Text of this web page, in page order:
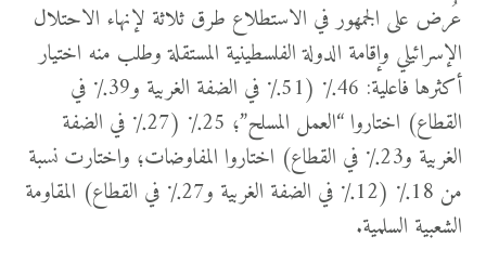
عُرض على الجمهور في الاستطلاع طرق ثلاثة لإنهاء الاحتلال
الإسرائيلي وإقامة الدولة الفلسطينية المستقلة وطلب منه اختيار
أكثرها فاعلية: 46٪ (51٪ في الضفة الغربية و39٪ في
القطاع) اختاروا “العمل المسلح”؛ 25٪ (27٪ في الضفة
الغربية و23٪ في القطاع) اختاروا المفاوضات؛ واختارت نسبة
من 18٪ (12٪ في الضفة الغربية و27٪ في القطاع) المقاومة
الشعبية السلمية.